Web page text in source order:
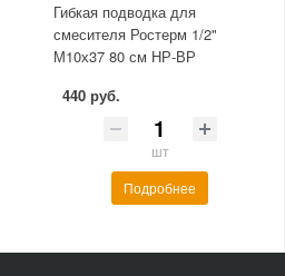
Гибкая подводка для
смесителя Ростерм 1/2"
М10х37 80 см НР-ВР
440 руб.
шт
Подробнее